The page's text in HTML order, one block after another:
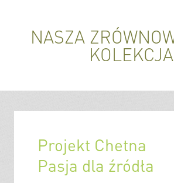
NASZA
KOLEKCJA
Projekt Chetna
Pasja dla źródła